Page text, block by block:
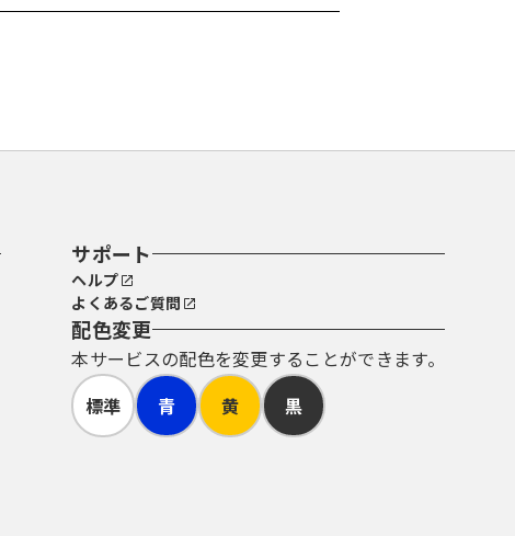
サポート
ヘルプ
よくあるご質問
配色変更
本サービスの配色を変更することができます。
標準
青 黄 黒